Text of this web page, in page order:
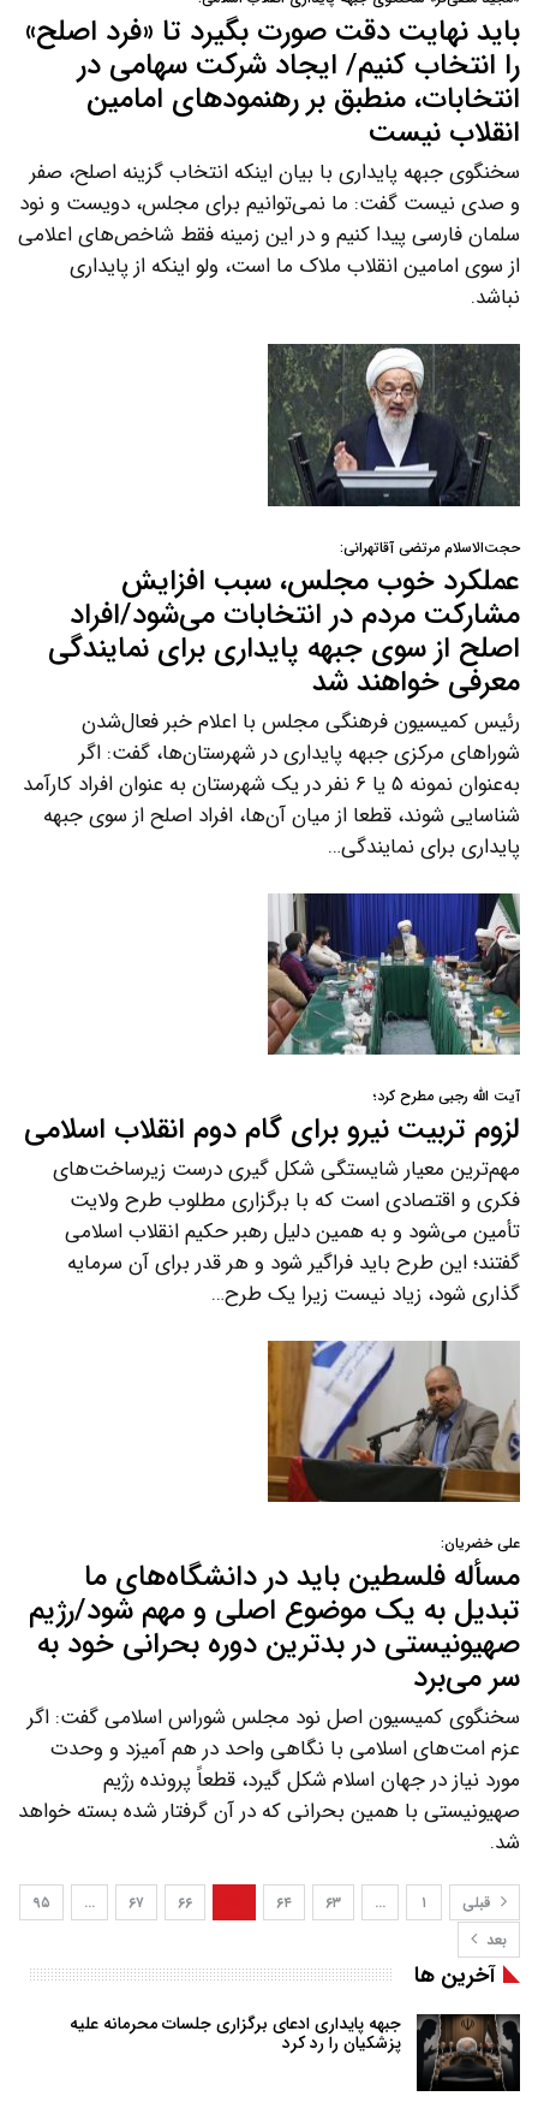
باید نهایت دقت صورت بگیرد تا «فرد اصلح»
را انتخاب کنیم/ ایجاد شرکت سهامی در
انتخابات، منطبق بر رهنمودهای امامین
انقلاب نیست
سخنگوی جبهه پایداری با بیان اینکه انتخاب گزینه اصلح، صفر
و صدی نیست گفت: ما نمی‌توانیم برای مجلس، دویست و نود
سلمان فارسی پیدا کنیم و در این زمینه فقط شاخص‌های اعلامی
از سوی امامین انقلاب ملاک ما است، ولو اینکه از پایداری
نباشد.
حجت‌الاسلام مرتضی آقاتهرانی:
عملکرد خوب مجلس، سبب افزایش
مشارکت مردم در انتخابات می‌شود/افراد
اصلح از سوی جبهه پایداری برای نمایندگی
معرفی خواهند شد
رئیس کمیسیون فرهنگی مجلس با اعلام خبر فعال‌شدن
شوراهای مرکزی جبهه پایداری در شهرستان‌ها، گفت: اگر
به‌عنوان نمونه ۵ یا ۶ نفر در یک شهرستان به عنوان افراد کارآمد
شناسایی شوند، قطعا از میان آن‌ها، افراد اصلح از سوی جبهه
پایداری برای نمایندگی…
آیت الله رجبی مطرح کرد؛
لزوم تربیت نیرو برای گام دوم انقلاب اسلامی
مهم‌ترین معیار شایستگی شکل گیری درست زیرساخت‌های
فکری و اقتصادی است که با برگزاری مطلوب طرح ولایت
تأمین می‌شود و به همین دلیل رهبر حکیم انقلاب اسلامی
گفتند؛ این طرح باید فراگیر شود و هر قدر برای آن سرمایه
گذاری شود، زیاد نیست زیرا یک طرح…
علی خضریان:
مسأله فلسطین باید در دانشگاه‌های ما
تبدیل به یک موضوع اصلی و مهم شود/رژیم
صهیونیستی در بدترین دوره بحرانی خود به
سر می‌برد
سخنگوی کمیسیون اصل نود مجلس شوراس اسلامی گفت: اگر
عزم امت‌های اسلامی با نگاهی واحد در هم آمیزد و وحدت
مورد نیاز در جهان اسلام شکل گیرد، قطعاً پرونده رژیم
صهیونیستی با همین بحرانی که در آن گرفتار شده بسته خواهد
شد.
قبلی ۱ … ۶۳ ۶۴ ۶۶ ۶۷ …
۹۵
بعد
آخرین ها
جبهه پایداری ادعای برگزاری جلسات محرمانه علیه
پزشکیان را رد کرد